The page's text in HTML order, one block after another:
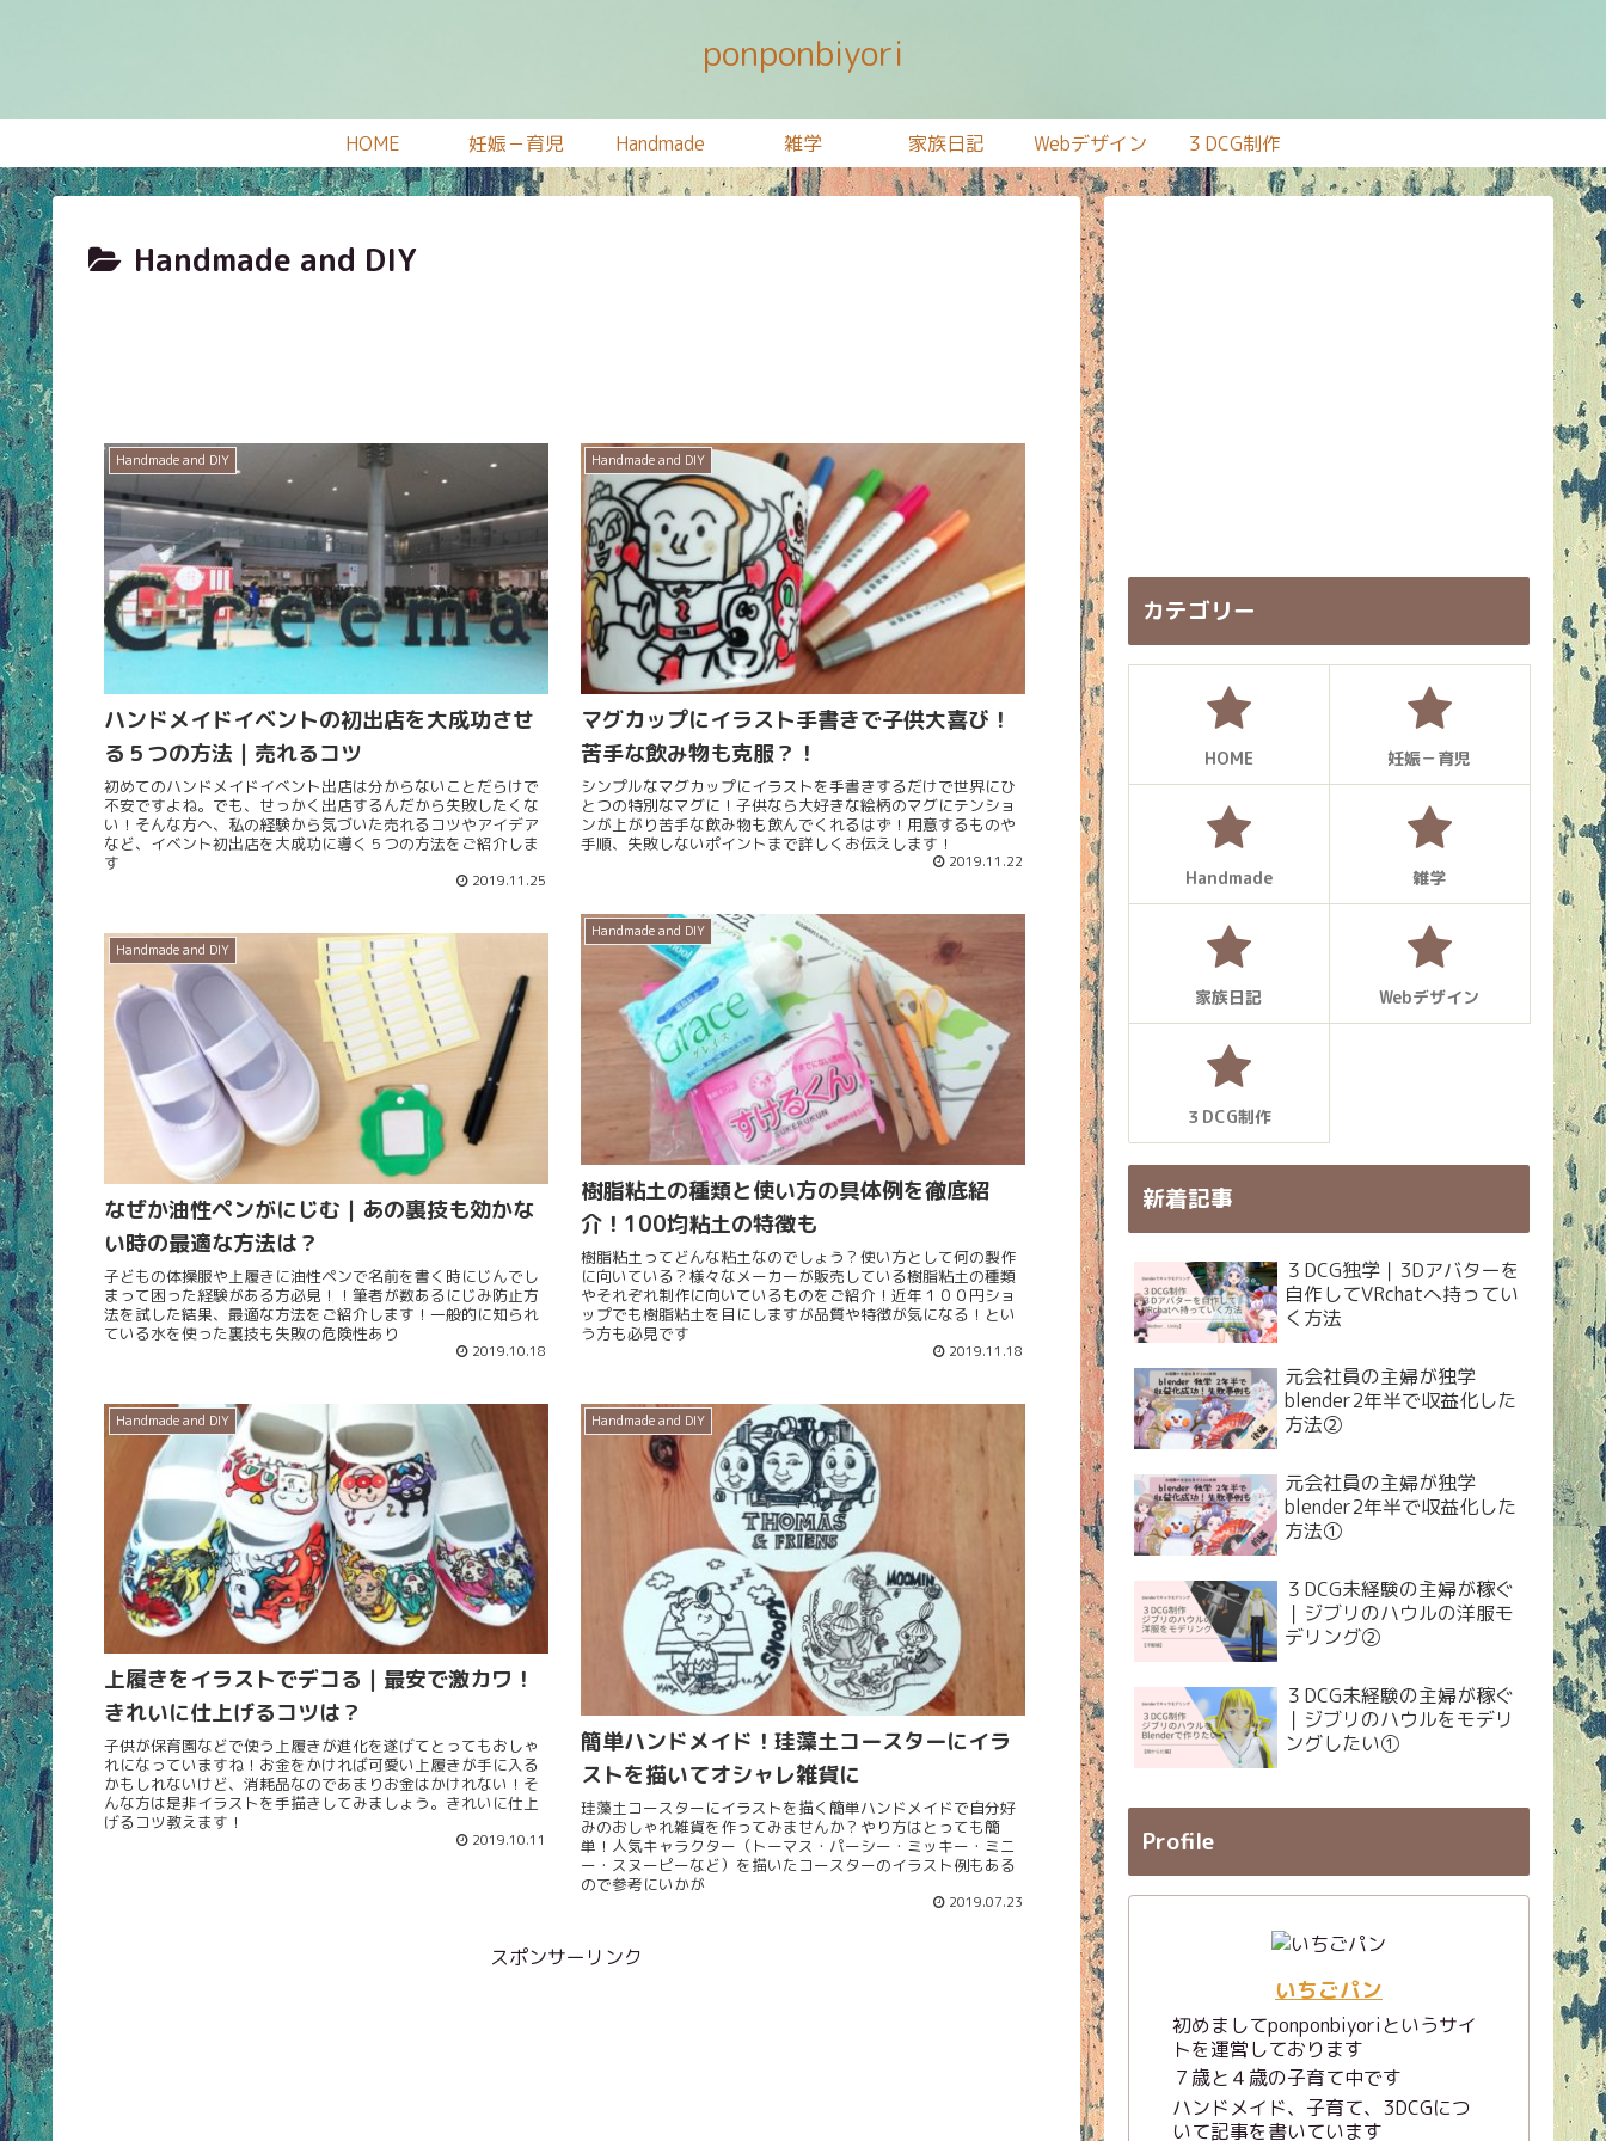
ponponbiyori
HOME 妊娠－育児 Handmade 雑学 家族日記 Webデザイン ３DCG制作
Handmade and DIY
Handmade and DIY
ハンドメイドイベントの初出店を大成功させ
る５つの方法｜売れるコツ
初めてのハンドメイドイベント出店は分からないことだらけで
不安ですよね。でも、せっかく出店するんだから失敗したくな
い！そんな方へ、私の経験から気づいた売れるコツやアイデア
など、イベント初出店を大成功に導く５つの方法をご紹介しま
す
2019.11.25
Handmade and DIY
マグカップにイラスト手書きで子供大喜び！
苦手な飲み物も克服？！
シンプルなマグカップにイラストを手書きするだけで世界にひ
とつの特別なマグに！子供なら大好きな絵柄のマグにテンショ
ンが上がり苦手な飲み物も飲んでくれるはず！用意するものや
手順、失敗しないポイントまで詳しくお伝えします！
2019.11.22
Handmade and DIY
樹脂粘土の種類と使い方の具体例を徹底紹
介！100均粘土の特徴も
樹脂粘土ってどんな粘土なのでしょう？使い方として何の製作
に向いている？様々なメーカーが販売している樹脂粘土の種類
やそれぞれ制作に向いているものをご紹介！近年１００円ショ
ップでも樹脂粘土を目にしますが品質や特徴が気になる！とい
う方も必見です
2019.11.18
Handmade and DIY
なぜか油性ペンがにじむ｜あの裏技も効かな
い時の最適な方法は？
子どもの体操服や上履きに油性ペンで名前を書く時にじんでし
まって困った経験がある方必見！！筆者が数あるにじみ防止方
法を試した結果、最適な方法をご紹介します！一般的に知られ
ている水を使った裏技も失敗の危険性あり
2019.10.18
Handmade and DIY
上履きをイラストでデコる｜最安で激カワ！
きれいに仕上げるコツは？
子供が保育園などで使う上履きが進化を遂げてとってもおしゃ
れになっていますね！お金をかければ可愛い上履きが手に入る
かもしれないけど、消耗品なのであまりお金はかけれない！そ
んな方は是非イラストを手描きしてみましょう。きれいに仕上
げるコツ教えます！
2019.10.11
Handmade and DIY
簡単ハンドメイド！珪藻土コースターにイラ
ストを描いてオシャレ雑貨に
珪藻土コースターにイラストを描く簡単ハンドメイドで自分好
みのおしゃれ雑貨を作ってみませんか？やり方はとっても簡
単！人気キャラクター（トーマス・パーシー・ミッキー・ミニ
ー・スヌーピーなど）を描いたコースターのイラスト例もある
ので参考にいかが
2019.07.23
スポンサーリンク
カテゴリー
HOME 妊娠－育児
Handmade 雑学
家族日記 Webデザイン
３DCG制作
新着記事
３DCG独学｜3Dアバターを
自作してVRchatへ持ってい
く方法
元会社員の主婦が独学
blender2年半で収益化した
方法②
元会社員の主婦が独学
blender2年半で収益化した
方法①
３DCG未経験の主婦が稼ぐ
｜ジブリのハウルの洋服モ
デリング②
３DCG未経験の主婦が稼ぐ
｜ジブリのハウルをモデリ
ングしたい①
Profile
いちごパン
初めましてponponbiyoriというサイ
トを運営しております
７歳と４歳の子育て中です
ハンドメイド、子育て、3DCGにつ
いて記事を書いています